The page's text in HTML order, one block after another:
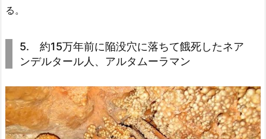
る。
5. 約15万年前に陥没穴に落ちて餓死したネア
ンデルタール人、アルタムーラマン